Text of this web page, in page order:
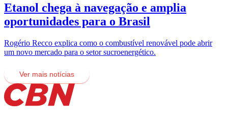
Etanol chega à navegação e amplia
oportunidades para o Brasil
Rogério Recco explica como o combustível renovável pode abrir
um novo mercado para o setor sucroenergético.
Ver mais notícias